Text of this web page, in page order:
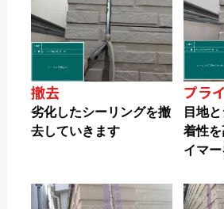
撤去
劣化したシーリングを撤
去していきます
プラ
目地
着性
イマ